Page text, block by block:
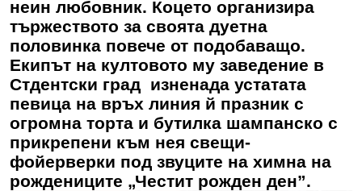
неин любовник. Коцето организира
тържеството за своята дуетна
половинка повече от подобаващо.
Екипът на култовото му заведение в
Стдентски град изненада устатата
певица на връх линия й празник с
огромна торта и бутилка шампанско с
прикрепени към нея свещи-
фойерверки под звуците на химна на
рождениците „Честит рожден ден”.